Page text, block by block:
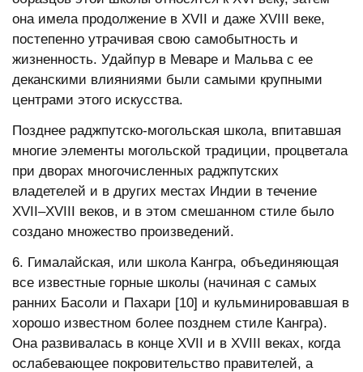
она имела продолжение в ХVII и даже ХVIII веке,
постепенно утрачивая свою самобытность и
жизненность. Удайпур в Меваре и Мальва с ее
деканскими влияниями были самыми крупными
центрами этого искусства.
Позднее раджпутско-могольская школа, впитавшая
многие элементы могольской традиции, процветала
при дворах многочисленных раджпутских
владетелей и в других местах Индии в течение
ХVII–ХVIII веков, и в этом смешанном стиле было
создано множество произведений.
6. Гималайская, или школа Кангра, объединяющая
все известные горные школы (начиная с самых
ранних Басоли и Пахари [10] и кульминировавшая в
хорошо известном более позднем стиле Кангра).
Она развивалась в конце ХVII и в ХVIII веках, когда
ослабевающее покровительство правителей, а